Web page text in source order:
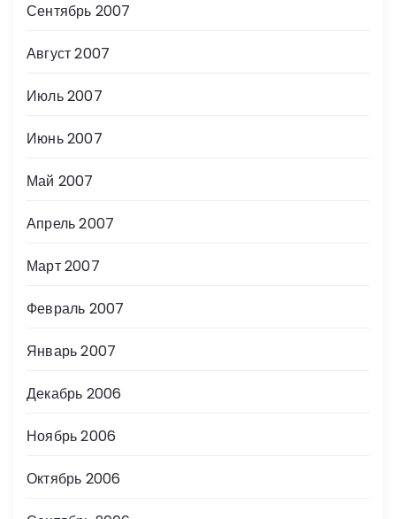
Сентябрь 2007
Август 2007
Июль 2007
Июнь 2007
Май 2007
Апрель 2007
Март 2007
Февраль 2007
Январь 2007
Декабрь 2006
Ноябрь 2006
Октябрь 2006